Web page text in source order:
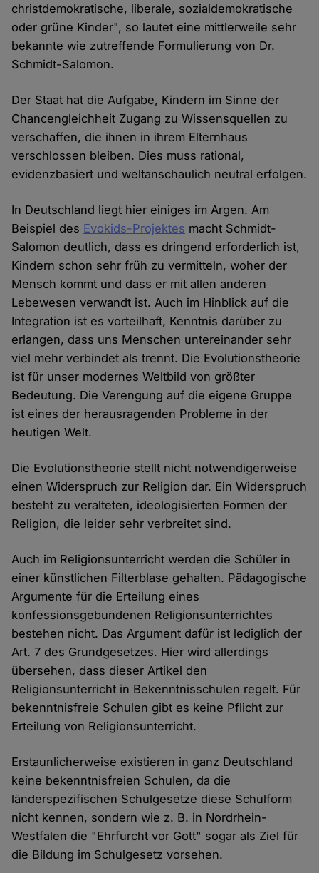
christdemokratische, liberale, sozialdemokratische
oder grüne Kinder", so lautet eine mittlerweile sehr
bekannte wie zutreffende Formulierung von Dr.
Schmidt-Salomon.
Der Staat hat die Aufgabe, Kindern im Sinne der
Chancengleichheit Zugang zu Wissensquellen zu
verschaffen, die ihnen in ihrem Elternhaus
verschlossen bleiben. Dies muss rational,
evidenzbasiert und weltanschaulich neutral erfolgen.
In Deutschland liegt hier einiges im Argen. Am
Beispiel des Evokids-Projektes macht Schmidt-
Salomon deutlich, dass es dringend erforderlich ist,
Kindern schon sehr früh zu vermitteln, woher der
Mensch kommt und dass er mit allen anderen
Lebewesen verwandt ist. Auch im Hinblick auf die
Integration ist es vorteilhaft, Kenntnis darüber zu
erlangen, dass uns Menschen untereinander sehr
viel mehr verbindet als trennt. Die Evolutionstheorie
ist für unser modernes Weltbild von größter
Bedeutung. Die Verengung auf die eigene Gruppe
ist eines der herausragenden Probleme in der
heutigen Welt.
Die Evolutionstheorie stellt nicht notwendigerweise
einen Widerspruch zur Religion dar. Ein Widerspruch
besteht zu veralteten, ideologisierten Formen der
Religion, die leider sehr verbreitet sind.
Auch im Religionsunterricht werden die Schüler in
einer künstlichen Filterblase gehalten. Pädagogische
Argumente für die Erteilung eines
konfessionsgebundenen Religionsunterrichtes
bestehen nicht. Das Argument dafür ist lediglich der
Art. 7 des Grundgesetzes. Hier wird allerdings
übersehen, dass dieser Artikel den
Religionsunterricht in Bekenntnisschulen regelt. Für
bekenntnisfreie Schulen gibt es keine Pflicht zur
Erteilung von Religionsunterricht.
Erstaunlicherweise existieren in ganz Deutschland
keine bekenntnisfreien Schulen, da die
länderspezifischen Schulgesetze diese Schulform
nicht kennen, sondern wie z. B. in Nordrhein-
Westfalen die "Ehrfurcht vor Gott" sogar als Ziel für
die Bildung im Schulgesetz vorsehen.